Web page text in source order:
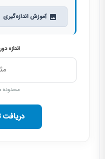
آموزش اندازه‌گیری
اندازه
محدوده مجاز: